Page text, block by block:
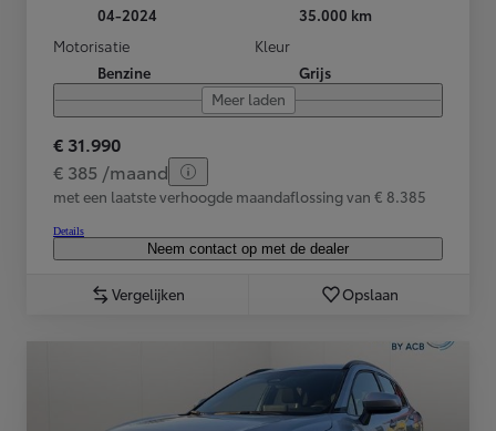
04-2024
35.000 km
Motorisatie
Benzine
Kleur
Grijs
Meer laden
€ 31.990
€ 385 /maand
met een laatste verhoogde maandaflossing van € 8.385
Details
Neem contact op met de dealer
Vergelijken Opslaan